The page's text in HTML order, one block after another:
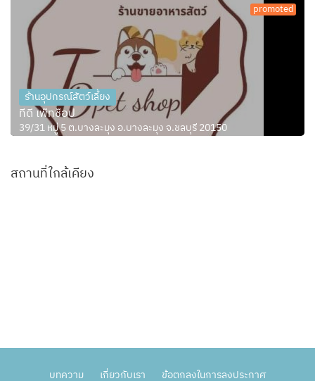
promoted
ร้านอุปกรณ์สัตว์เลี้ยง
ทีดี เพ็ทช็อป
39/31 หมู่ 5 ต.บางละมุง อ.บางละมุง จ.ชลบุรี 20150
สถานที่ใกล้เคียง
บทความ เกี่ยวกับเรา ข้อตกลงในการลงประกาศ